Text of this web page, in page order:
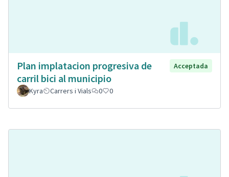
Plan implatacion progresiva de
carril bici al municipio
Acceptada
Kyra Carrers i Vials 0 0